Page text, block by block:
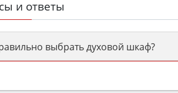
и ответы
выбрать духовой шкаф?
класс энергопотребления не ниже